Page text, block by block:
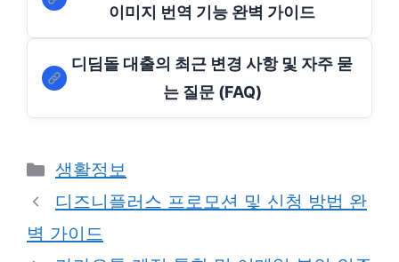
이미지 번역 기능 완벽 가이드
디딤돌 대출의 최근 변경 사항 및 자주 묻
는 질문 (FAQ)
Categories
생활정보
디즈니플러스 프로모션 및 신청 방법 완
벽 가이드